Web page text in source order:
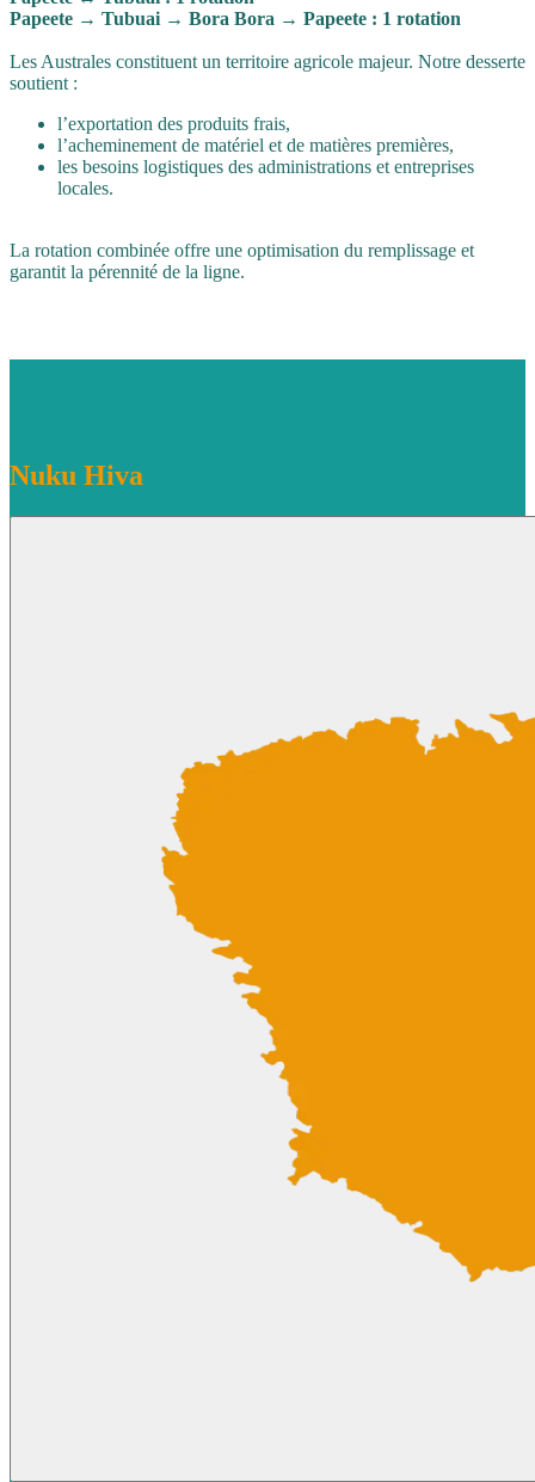
Papeete → Tubuai → Bora Bora → Papeete : 1 rotation
Les Australes constituent un territoire agricole majeur. Notre desserte
soutient :
l’exportation des produits frais,
l’acheminement de matériel et de matières premières,
les besoins logistiques des administrations et entreprises
locales.
La rotation combinée offre une optimisation du remplissage et
garantit la pérennité de la ligne.
Nuku Hiva